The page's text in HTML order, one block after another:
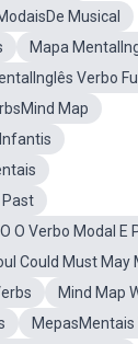
Musical
Mapa
Verbo
Map
Past
O Verbo Modal E
Could Must May
Mind Map
MepasMentais